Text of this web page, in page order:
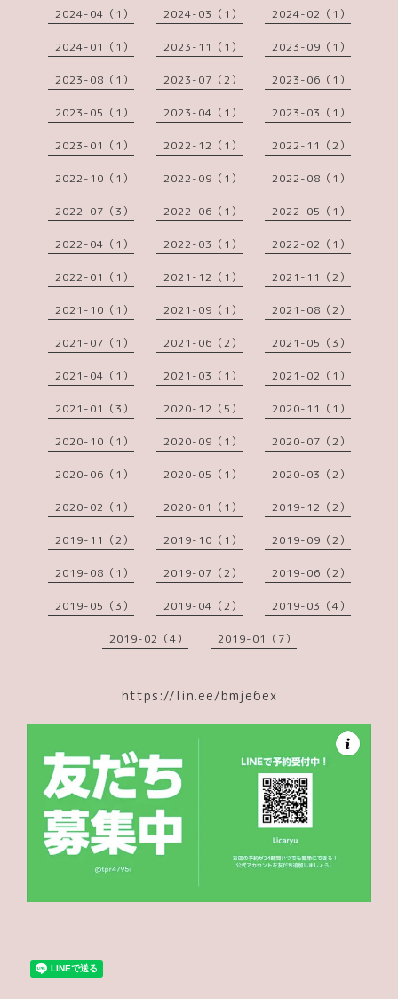
2024-04（1） 2024-03（1） 2024-02（1）
2024-01（1） 2023-11（1） 2023-09（1）
2023-08（1） 2023-07（2） 2023-06（1）
2023-05（1） 2023-04（1） 2023-03（1）
2023-01（1） 2022-12（1） 2022-11（2）
2022-10（1） 2022-09（1） 2022-08（1）
2022-07（3） 2022-06（1） 2022-05（1）
2022-04（1） 2022-03（1） 2022-02（1）
2022-01（1） 2021-12（1） 2021-11（2）
2021-10（1） 2021-09（1） 2021-08（2）
2021-07（1） 2021-06（2） 2021-05（3）
2021-04（1） 2021-03（1） 2021-02（1）
2021-01（3） 2020-12（5） 2020-11（1）
2020-10（1） 2020-09（1） 2020-07（2）
2020-06（1） 2020-05（1） 2020-03（2）
2020-02（1） 2020-01（1） 2019-12（2）
2019-11（2） 2019-10（1） 2019-09（2）
2019-08（1） 2019-07（2） 2019-06（2）
2019-05（3） 2019-04（2） 2019-03（4）
2019-02（4） 2019-01（7）
https://lin.ee/bmje6ex